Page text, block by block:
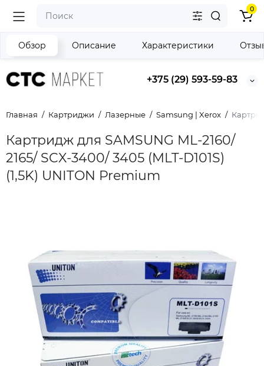
+375 (29) 593-59-83
0
Главная Картриджи Лазерные Samsung | Xerox
Картридж для SAMSUNG ML-2160/
2165/ SCX-3400/ 3405 (MLT-D101S)
(1,5K) UNITON Premium
Обзор Описание Характеристики